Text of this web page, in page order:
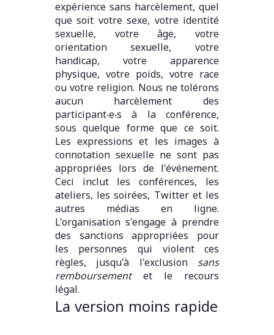
expérience sans harcèlement, quel
que soit votre sexe, votre identité
sexuelle, votre âge, votre
orientation sexuelle, votre
handicap, votre apparence
physique, votre poids, votre race
ou votre religion. Nous ne tolérons
aucun harcèlement des
participant‧e‧s à la conférence,
sous quelque forme que ce soit.
Les expressions et les images à
connotation sexuelle ne sont pas
appropriées lors de l'événement.
Ceci inclut les conférences, les
ateliers, les soirées, Twitter et les
autres médias en ligne.
L'organisation s'engage à prendre
des sanctions appropriées pour
les personnes qui violent ces
règles, jusqu'à l'exclusion sans
remboursementet le recours
légal.
La version moins rapide